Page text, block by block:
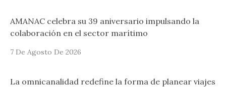
AMANAC celebra su 39 aniversario impulsando la
colaboración en el sector marítimo
7 De Agosto De 2026
La omnicanalidad redefine la forma de planear viajes